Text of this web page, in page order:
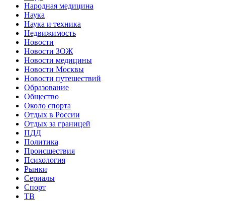
Народная медицина
Наука
Наука и техника
Недвижимость
Новости
Новости ЗОЖ
Новости медицины
Новости Москвы
Новости путешествий
Образование
Общество
Около спорта
Отдых в России
Отдых за границей
ПДД
Политика
Происшествия
Психология
Рынки
Сериалы
Спорт
ТВ